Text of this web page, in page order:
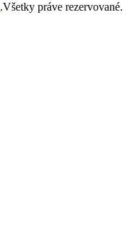
.Všetky práve rezervované.